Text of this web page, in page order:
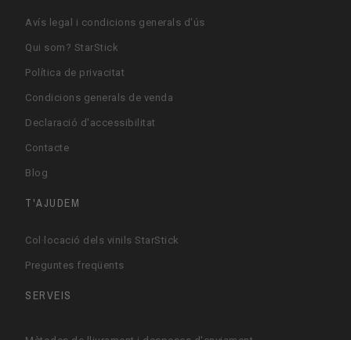
Avís legal i condicions generals d'ús
Qui som? StarStick
Política de privacitat
Condicions generals de venda
Declaració d'accessibilitat
Contacte
Blog
T'AJUDEM
Col·locació dels vinils StarStick
Preguntes freqüents
SERVEIS